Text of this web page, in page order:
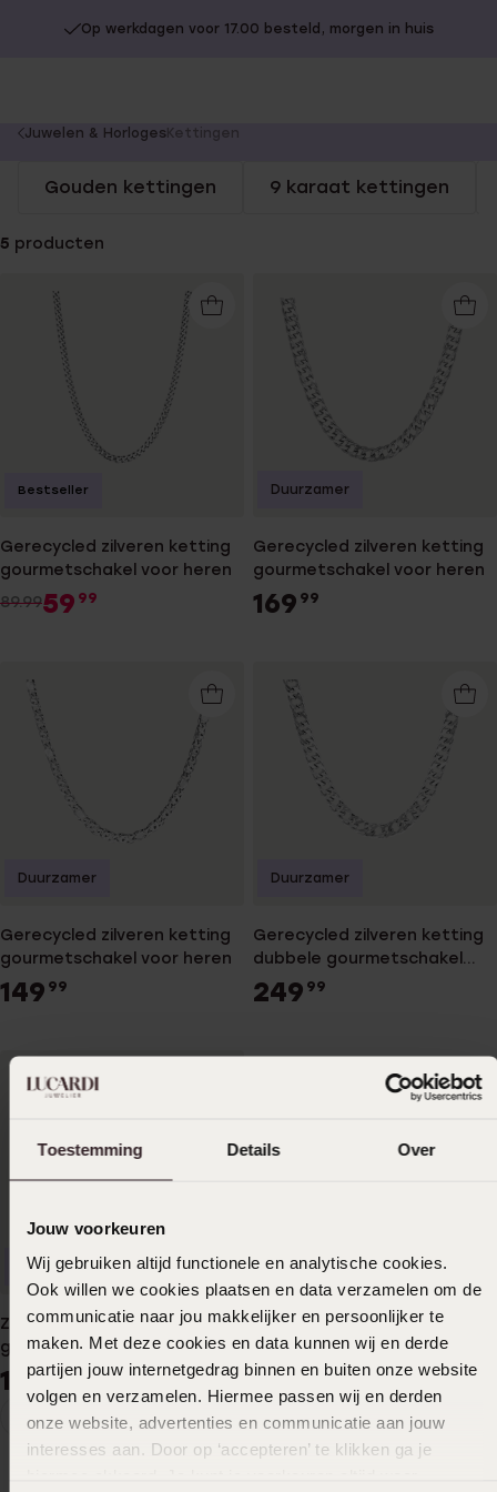
Toestemming Details Over
Jouw voorkeuren
Wij gebruiken altijd functionele en analytische cookies.
Ook willen we cookies plaatsen en data verzamelen om de
communicatie naar jou makkelijker en persoonlijker te
maken. Met deze cookies en data kunnen wij en derde
partijen jouw internetgedrag binnen en buiten onze website
volgen en verzamelen. Hiermee passen wij en derden
onze website, advertenties en communicatie aan jouw
interesses aan. Door op ‘accepteren’ te klikken ga je
Op werkdagen voor 17.00 besteld, morgen in huis
You
here:
Juwelen & Horloges Kettingen
Gouden kettingen 9 karaat kettingen
5 producten
Gerecycled zilveren ketting
gourmetschakel voor heren
89.9959 99
Bestseller
Gerecycled zilveren ketting
gourmetschakel voor heren
169 99
Duurzamer
Gerecycled zilveren ketting
gourmetschakel voor heren
149 99
Duurzamer
Gerecycled zilveren ketting
dubbele gourmetschakel
voor heren
249 99
Duurzamer
Zilveren herenketting met
gourmet schakel
16999
Duurzamer
Huidige
pagina
1
naarKettingen